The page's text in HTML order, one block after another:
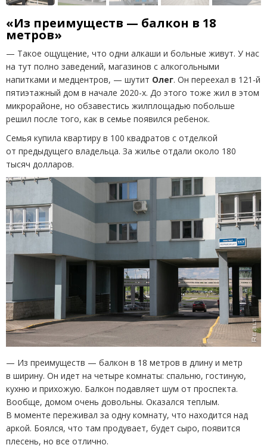
«Из преимуществ — балкон в 18
метров»
— Такое ощущение, что одни алкаши и больные живут. У нас
на тут полно заведений, магазинов с алкогольными
напитками и медцентров, — шутит Олег. Он переехал в 121-й
пятиэтажный дом в начале 2020-х. До этого тоже жил в этом
микрорайоне, но обзавестись жилплощадью побольше
решил после того, как в семье появился ребенок.
Семья купила квартиру в 100 квадратов с отделкой
от предыдущего владельца. За жилье отдали около 180
тысяч долларов.
— Из преимуществ — балкон в 18 метров в длину и метр
в ширину. Он идет на четыре комнаты: спальню, гостиную,
кухню и прихожую. Балкон подавляет шум от проспекта.
Вообще, домом очень довольны. Оказался теплым.
В моменте переживал за одну комнату, что находится над
аркой. Боялся, что там продувает, будет сыро, появится
плесень, но все отлично.